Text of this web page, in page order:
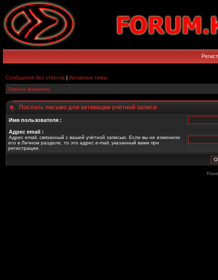
Сообщения без ответов | Активные темы
Список форумов
Послать письмо для активации учётной записи
Имя пользователя :
Адрес email :
Адрес email, связанный с вашей учётной записью. Если вы не изменили
его в Личном разделе, то это адрес e-mail, указанный вами при
регистрации.